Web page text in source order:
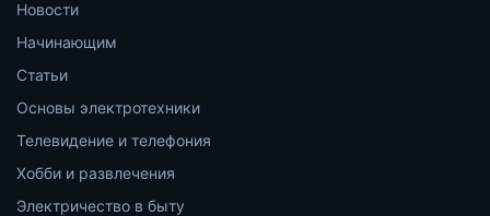
Новости
Начинающим
Статьи
Основы электротехники
Телевидение и телефония
Хобби и развлечения
Электричество в быту